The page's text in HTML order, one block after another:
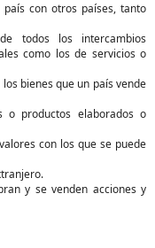
con otros países, tanto
todos los intercambios
como los de servicios o
bienes que un país vende
o productos elaborados o
con los que se puede
y se venden acciones y